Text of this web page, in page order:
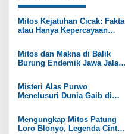
g
a
s
i
p
o
s
Mitos Kejatuhan Cicak: Fakta
atau Hanya Kepercayaan
Mitos dan Makna di Balik
Burung Endemik Jawa Jalak
Misteri Alas Purwo
Menelusuri Dunia Gaib di
Mengungkap Mitos Patung
Loro Blonyo, Legenda Cinta